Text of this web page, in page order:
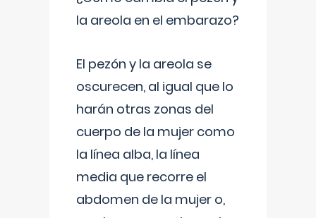
la areola en el embarazo?
El pezón y la areola se
oscurecen, al igual que lo
harán otras zonas del
cuerpo de la mujer como
la línea alba, la línea
media que recorre el
abdomen de la mujer o,